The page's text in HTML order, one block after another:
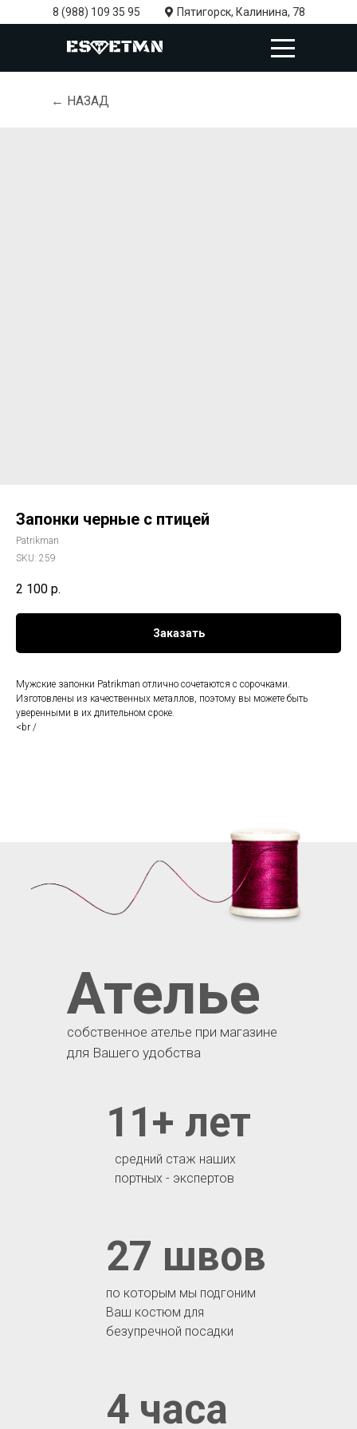
8 (988) 109 35 95 Пятигорск, Калинина, 78
← НАЗАД
Запонки черные с птицей
Patrikman
SKU: 259
2 100 р.
Заказать
Мужские запонки Patrikman отлично сочетаются с сорочками.
Изготовлены из качественных металлов, поэтому вы можете быть
уверенными в их длительном сроке.
<br /
4 часа
по которым мы подгоним
Ваш костюм для
безупречной посадки
27 швов
средний стаж наших
портных - экспертов
11+ лет
Ателье
собственное ателье при магазине
для Вашего удобства